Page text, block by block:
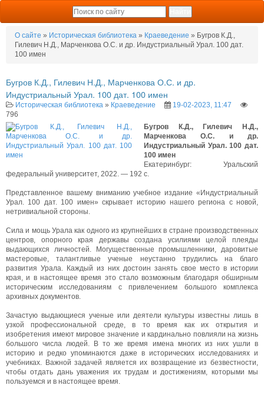
О сайте » Историческая библиотека » Краеведение » Бугров К.Д.,
Гилевич Н.Д., Марченкова О.С. и др. Индустриальный Урал. 100 дат.
100 имен
Бугров К.Д., Гилевич Н.Д., Марченкова О.С. и др.
Индустриальный Урал. 100 дат. 100 имен
Историческая библиотека » Краеведение
19-02-2023, 11:47
796
Бугров К.Д., Гилевич Н.Д.,
Марченкова О.С. и др.
Индустриальный Урал. 100 дат.
100 имен
Екатеринбург: Уральский
федеральный университет, 2022. — 192 с.
Представленное вашему вниманию учебное издание «Индустриальный
Урал. 100 дат. 100 имен» скрывает историю нашего региона с новой,
нетривиальной стороны.
Сила и мощь Урала как одного из крупнейших в стране производственных
центров, опорного края державы создана усилиями целой плеяды
выдающихся личностей. Могущественные промышленники, даровитые
мастеровые, талантливые ученые неустанно трудились на благо
развития Урала. Каждый из них достоин занять свое место в истории
края, и в настоящее время это стало возможным благодаря обширным
историческим исследованиям с привлечением большого комплекса
архивных документов.
Зачастую выдающиеся ученые или деятели культуры известны лишь в
узкой профессиональной среде, в то время как их открытия и
изобретения имеют мировое значение и кардинально повлияли на жизнь
большого числа людей. В то же время имена многих из них ушли в
историю и редко упоминаются даже в исторических исследованиях и
учебниках. Важной задачей является их возвращение из безвестности,
чтобы отдать дань уважения их трудам и достижениям, которыми мы
пользуемся и в настоящее время.